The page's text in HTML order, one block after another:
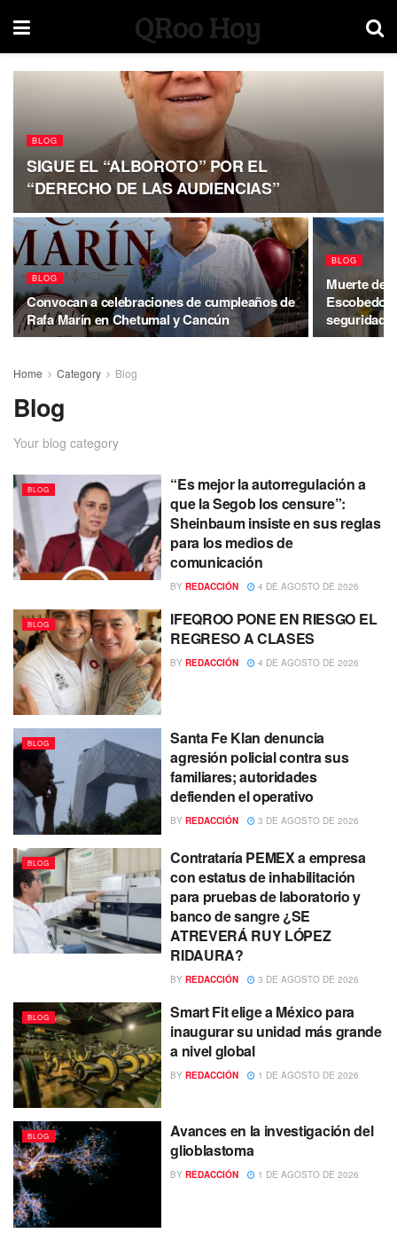
QRoo Hoy
BLOG
SIGUE EL “ALBOROTO” POR EL
“DERECHO DE LAS AUDIENCIAS”
BLOG
Convocan a celebraciones de cumpleaños de
Rafa Marín en Chetumal y Cancún
BLOG
Muerte de
Escobedo
seguridad
Home Category Blog
Blog
Your blog category
BLOG
“Es mejor la autorregulación a
que la Segob los censure”:
Sheinbaum insiste en sus reglas
para los medios de
comunicación
BY REDACCIÓN 4 DE AGOSTO DE 2026
BLOG
IFEQROO PONE EN RIESGO EL
REGRESO A CLASES
BY REDACCIÓN 4 DE AGOSTO DE 2026
BLOG
Santa Fe Klan denuncia
agresión policial contra sus
familiares; autoridades
defienden el operativo
BY REDACCIÓN 3 DE AGOSTO DE 2026
BLOG
Contrataría PEMEX a empresa
con estatus de inhabilitación
para pruebas de laboratorio y
banco de sangre ¿SE
ATREVERÁ RUY LÓPEZ
RIDAURA?
BY REDACCIÓN 3 DE AGOSTO DE 2026
BLOG
Smart Fit elige a México para
inaugurar su unidad más grande
a nivel global
BY REDACCIÓN 1 DE AGOSTO DE 2026
BLOG
Avances en la investigación del
glioblastoma
BY REDACCIÓN 1 DE AGOSTO DE 2026